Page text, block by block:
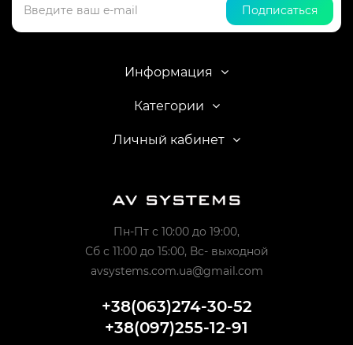
Подписаться
Информация
Категории
Личный кабинет
Пн-Пт с 10:00 до 19:00,
Сб с 11:00 до 15:00, Вс- выходной
avsystems.com.ua@gmail.com
+38(063)274-30-52
+38(097)255-12-91